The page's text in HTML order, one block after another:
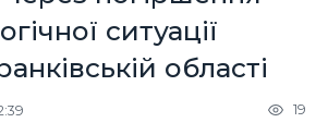
ситуації
області
19